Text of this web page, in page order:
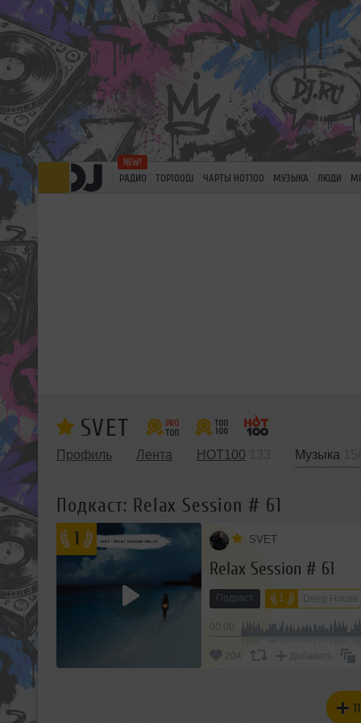
РАДИО TOP100DJ ЧАРТЫ HOT100 МУЗЫКА ЛЮДИ
SVET
Профиль Лента HOT100 Музыка
Подкаст: Relax Session # 61
1 SVET
Relax Session # 61
Подкаст 1 Deep House
204 Добавить